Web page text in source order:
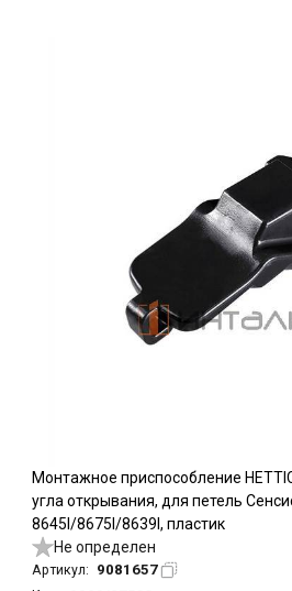
Монтажное приспособление
угла открывания, для петель
8645I/8675I/8639I, пластик
Не определен
Артикул: 9081657